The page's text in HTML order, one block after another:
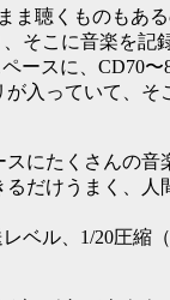
ま聴くものもあ
そこに音楽を
ースに、CD70
入っていて、
にたくさんの
だけうまく、
ベル、1/20圧